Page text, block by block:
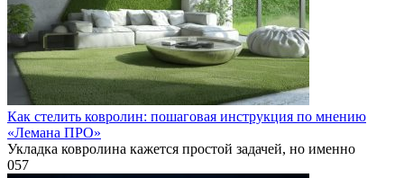
Как стелить ковролин: пошаговая инструкция по мнению
«Лемана ПРО»
Укладка ковролина кажется простой задачей, но именно
057